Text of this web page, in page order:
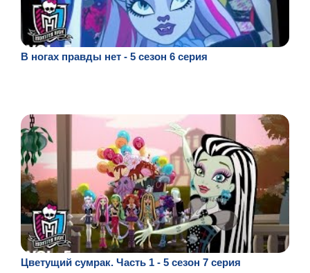
В ногах правды нет - 5 сезон 6 серия
Цветущий сумрак. Часть 1 - 5 сезон 7 серия